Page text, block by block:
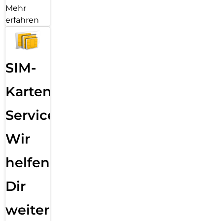
Mehr
erfahren
SIM-
Karten
Service:
Wir
helfen
Dir
weiter